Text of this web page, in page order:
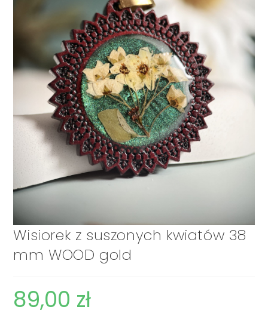
Wisiorek z suszonych kwiatów 38
mm WOOD gold
89,00 zł